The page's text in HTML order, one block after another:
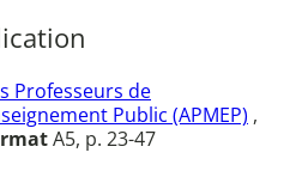
Professeurs de
Public (APMEP) ,
A5, p. 23-47